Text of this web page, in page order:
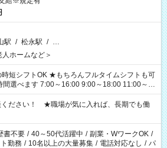
駅 / 松永駅 / …
人ホームなど＞
ちろんフルタイムシフトも可
選べます 7:00～16:00 9:00～18:00 11:00～
のお仕事と合わせ
はご案内できません ※法令に基づき、週20時
保険への加入対象となります ※労働者派遣法
則禁止）により、短時間・短期間の就業はご
があります
ください！ ★職場が気に入れば、長期でも働
書不要 / 40～50代活躍中 / 副業・WワークOK /
勤務 / 10名以上の大量募集 / 電話対応なし / パ